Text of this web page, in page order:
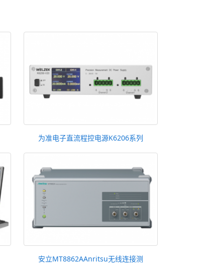
为准电子直流程控电源K6206系列
安立MT8862AAnritsu无线连接测